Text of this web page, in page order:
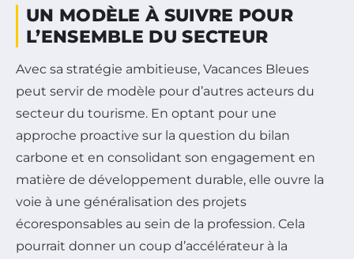
UN MODÈLE À SUIVRE POUR
L’ENSEMBLE DU SECTEUR
Avec sa stratégie ambitieuse, Vacances Bleues
peut servir de modèle pour d’autres acteurs du
secteur du tourisme. En optant pour une
approche proactive sur la question du bilan
carbone et en consolidant son engagement en
matière de développement durable, elle ouvre la
voie à une généralisation des projets
écoresponsables au sein de la profession. Cela
pourrait donner un coup d’accélérateur à la